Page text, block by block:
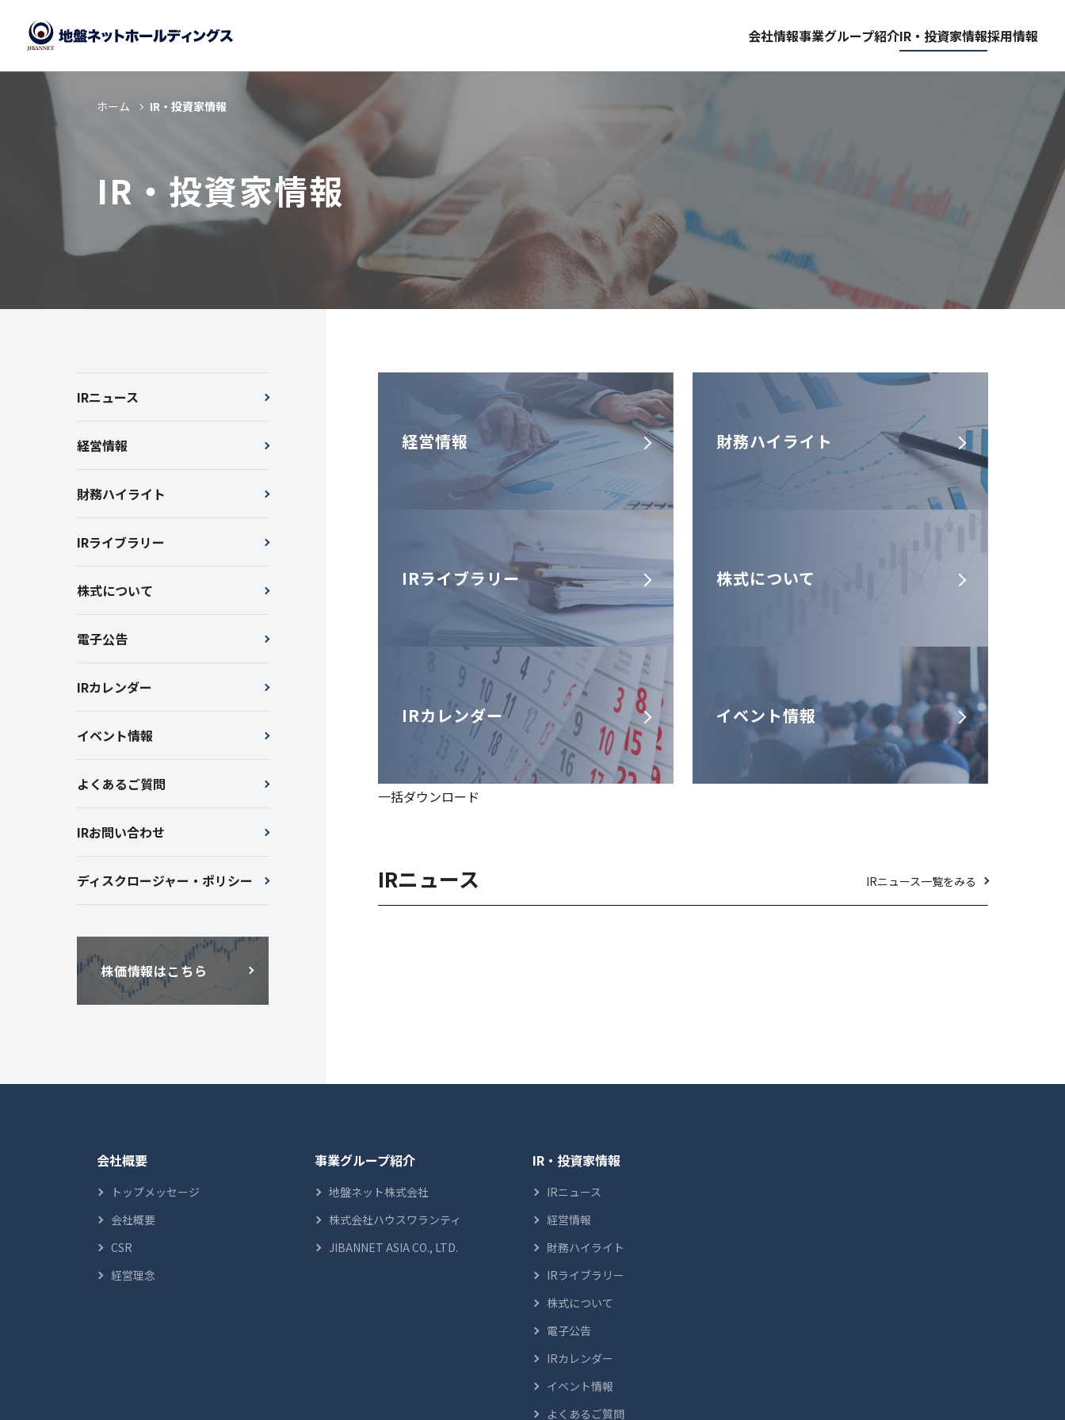
会社情報事業グループ紹介IR・投資家情報採用情報
ホーム IR・投資家情報
IR・投資家情報
IRニュース
経営情報
財務ハイライト
IRライブラリー
株式について
電子公告
IRカレンダー
イベント情報
よくあるご質問
IRお問い合わせ
ディスクロージャー・ ポリシー
株価情報はこちら
経営情報 財務ハイライト
IRライブラリー 株式について
IRカレンダー イベント情報
一括ダウンロード
IRニュース IRニュース一覧をみる
会社概要
トップメッセージ
会社概要
CSR
経営理念
事業グループ紹介
地盤ネット株式会社
株式会社ハウスワランティ
JIBANNET ASIA CO., LTD.
IR・投資家情報
IRニュース
経営情報
財務ハイライト
IRライブラリー
株式について
電子公告
IRカレンダー
イベント情報
よくあるご質問